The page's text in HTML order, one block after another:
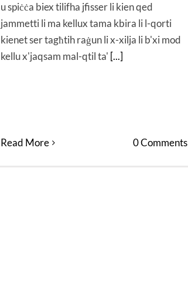
u spiċċa biex tilifha jfisser li kien qed
jammetti li ma kellux tama kbira li l-qorti
kienet ser tagħtih raġun li x-xilja li b'xi mod
kellu x'jaqsam mal-qtil ta' [...]
Read More 0 Comments